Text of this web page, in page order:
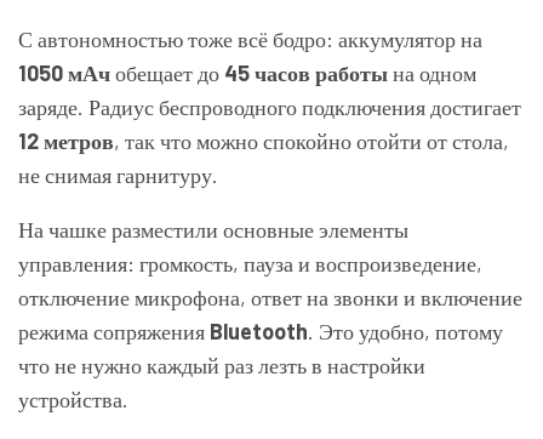
С автономностью тоже всё бодро: аккумулятор на
1050 мАчобещает до 45 часов работына одном
заряде. Радиус беспроводного подключения достигает
12 метров, так что можно спокойно отойти от стола,
не снимая гарнитуру.
На чашке разместили основные элементы
управления: громкость, пауза и воспроизведение,
отключение микрофона, ответ на звонки и включение
режима сопряжения Bluetooth. Это удобно, потому
что не нужно каждый раз лезть в настройки
устройства.